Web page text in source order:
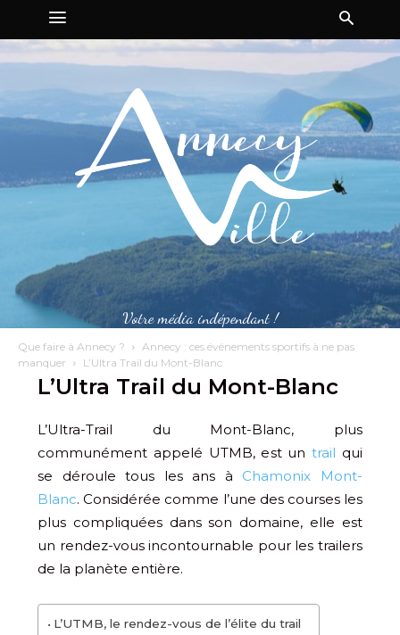
Votre média indépendant !
Que faire à Annecy ?
Annecy : ces événements sportifs à ne pas
manquer
L’Ultra Trail du Mont-Blanc
L’Ultra Trail du Mont-Blanc
L’Ultra-Trail du Mont-Blanc, plus
communément appelé UTMB, est untrail qui
se déroule tous les ans à Chamonix Mont-
Blanc. Considérée comme l’une des courses les
plus compliquées dans son domaine, elle est
un rendez-vous incontournable pour les trailers
de la planète entière.
L’UTMB, le rendez-vous de l’élite du trail